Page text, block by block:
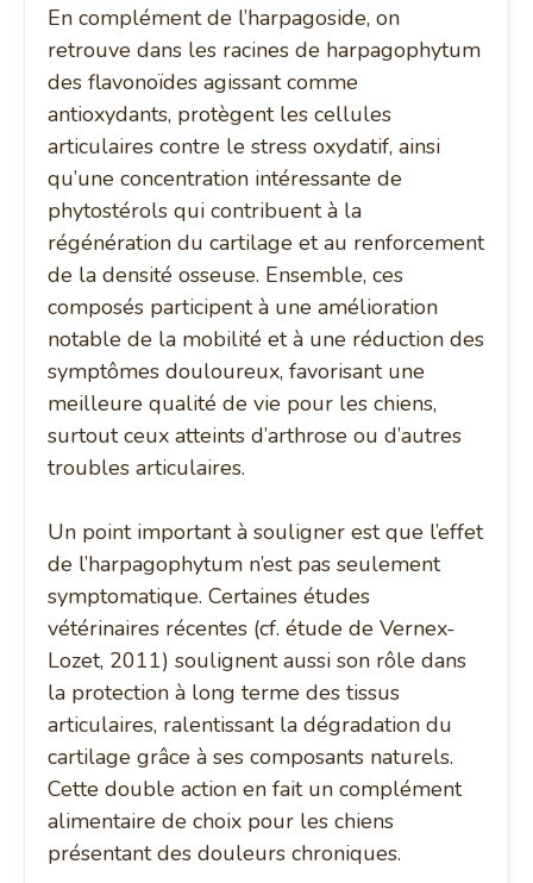
En complément de l’harpagoside, on
retrouve dans les racines de harpagophytum
des flavonoïdes agissant comme
antioxydants, protègent les cellules
articulaires contre le stress oxydatif, ainsi
qu’une concentration intéressante de
phytostérols qui contribuent à la
régénération du cartilage et au renforcement
de la densité osseuse. Ensemble, ces
composés participent à une amélioration
notable de la mobilité et à une réduction des
symptômes douloureux, favorisant une
meilleure qualité de vie pour les chiens,
surtout ceux atteints d’arthrose ou d’autres
troubles articulaires.
Un point important à souligner est que l’effet
de l’harpagophytum n’est pas seulement
symptomatique. Certaines études
vétérinaires récentes (cf. étude de Vernex-
Lozet, 2011) soulignent aussi son rôle dans
la protection à long terme des tissus
articulaires, ralentissant la dégradation du
cartilage grâce à ses composants naturels.
Cette double action en fait un complément
alimentaire de choix pour les chiens
présentant des douleurs chroniques.